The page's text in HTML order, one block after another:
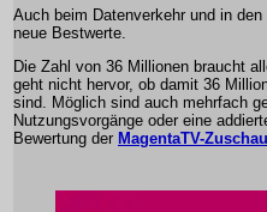
Auch beim Datenverkehr und in
neue Bestwerte.
Die Zahl von 36 Millionen braucht
geht nicht hervor, ob damit 36
sind. Möglich sind auch mehrfach
Nutzungsvorgänge oder eine
Bewertung der MagentaTV-